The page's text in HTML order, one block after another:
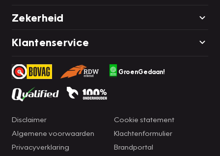
Zekerheid
Klantenservice
GroenGedaan!
Disclaimer
Algemene voorwaarden
Privacyverklaring
Cookie statement
Klachtenformulier
Brandportal